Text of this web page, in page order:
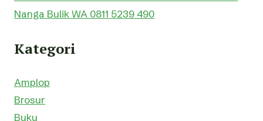
Nanga Bulik WA 0811 5239 490
Kategori
Amplop
Brosur
Buku